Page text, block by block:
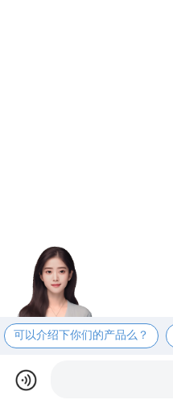
可以介绍下你们的产品么？